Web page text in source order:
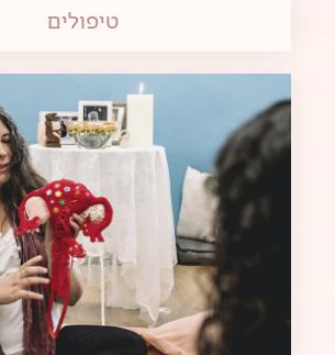
טיפולים